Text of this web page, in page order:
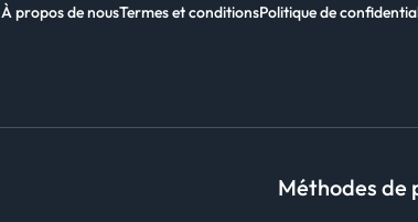
À propos de nousTermes et conditionsPolitique de
Méthodes de